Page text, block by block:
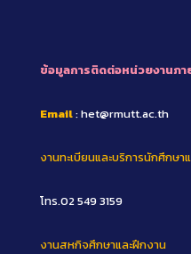
ข้อมูลการติดต่อหน่วยงานภา
Email: het@rmutt.ac.th
งานทะเบียนและบริการนักศึกษา
โทร.02 549 3159
งานสหกิจศึกษาและฝึกงาน